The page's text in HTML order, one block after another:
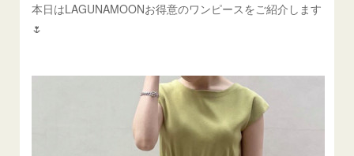
本日はLAGUNAMOONお得意のワンピースをご紹介します
🌷